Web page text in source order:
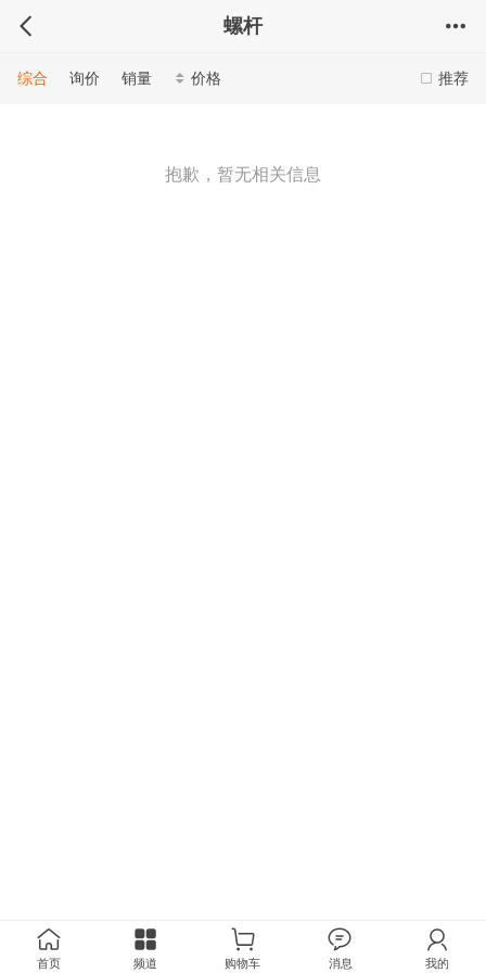
螺杆
推荐
综合 询价 销量 价格
抱歉，暂无相关信息
首页 频道 购物车 消息 我的